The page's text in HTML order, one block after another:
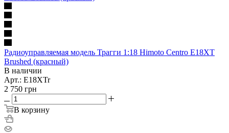
Радиоуправляемая модель Трагги 1:18 Himoto Centro E18XT
Brushed (красный)
В наличии
Арт.: E18XTr
2 750 грн
В корзину